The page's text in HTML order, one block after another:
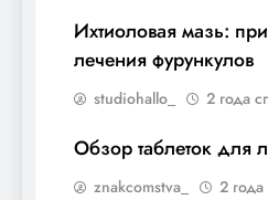
Ихтиоловая мазь:
лечения фурункулов
studiohallo_ 2 года
Обзор таблеток для
znakcomstva_ 2 года